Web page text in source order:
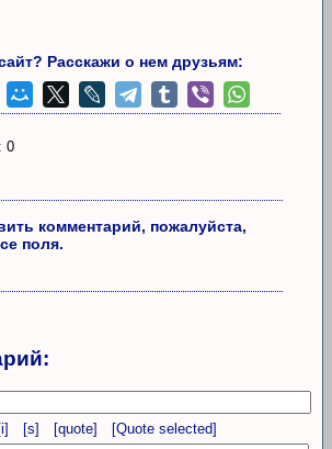
Расскажи о нем друзьям:
0
комментарий, пожалуйста,
поля.
[i] [s] [quote] [Quote selected]